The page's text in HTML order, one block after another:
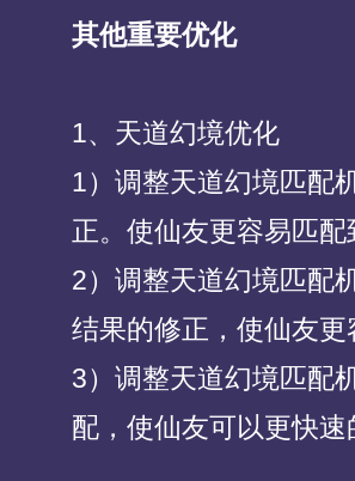
其他重要优化
1、天道幻境优化
1）调整天道幻境匹配
正。使仙友更容易匹
2）调整天道幻境匹配
结果的修正，使仙友
3）调整天道幻境匹配
配，使仙友可以更快